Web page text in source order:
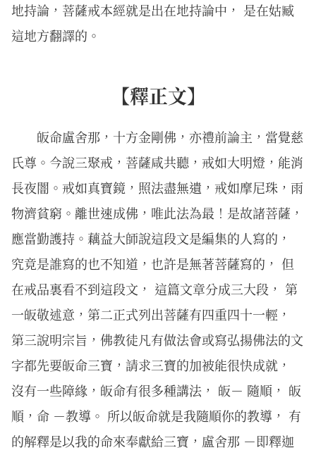
地持論，菩薩戒本經就是出在地持論中， 是在姑臧
這地方翻譯的。
【釋正文】
皈命盧舍那，十方金剛佛，亦禮前論主，當覺慈
氏尊。今說三聚戒，菩薩咸共聽，戒如大明燈，能消
長夜闇。戒如真寶鏡，照法盡無遺，戒如摩尼珠，雨
物濟貧窮。離世速成佛，唯此法為最！是故諸菩薩，
應當勤護持。藕益大師說這段文是編集的人寫的，
究竟是誰寫的也不知道，也許是無著菩薩寫的， 但
在戒品裏看不到這段文， 這篇文章分成三大段， 第
一皈敬述意，第二正式列出菩薩有四重四十一輕，
第三說明宗旨，佛教徒凡有做法會或寫弘揚佛法的文
字都先要皈命三寶，請求三寶的加被能很快成就，
沒有一些障緣，皈命有很多種講法， 皈－ 隨順， 皈
順，命 －教導。 所以皈命就是我隨順你的教導， 有
的解釋是以我的命來奉獻給三寶，盧舍那 －即釋迦